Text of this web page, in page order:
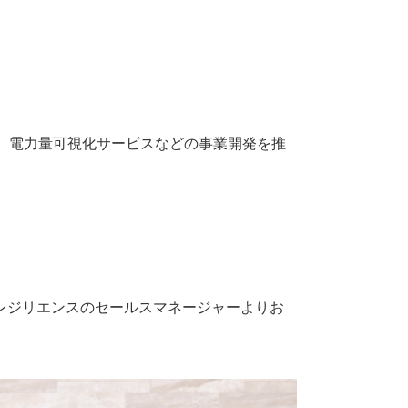
力量可視化サービスなどの事業開発を推
リエンスのセールスマネージャーよりお